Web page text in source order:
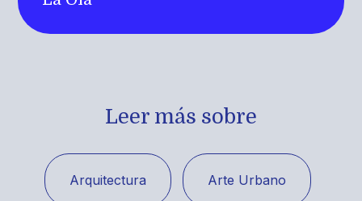
Leer más sobre
Arquitectura Arte Urbano